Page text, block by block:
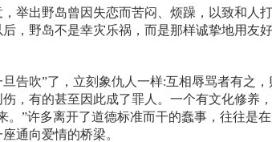
举出野岛曾因失恋而苦闷、烦躁，以致和人
，野岛不是幸灾乐祸，而是那样诚挚地用友好
告吹”了，立刻象仇人一样:互相辱骂者有之
，有的甚至因此成了罪人。一个有文化修养
”许多离开了道德标准而干的蠢事，往往是
通向爱情的桥梁。